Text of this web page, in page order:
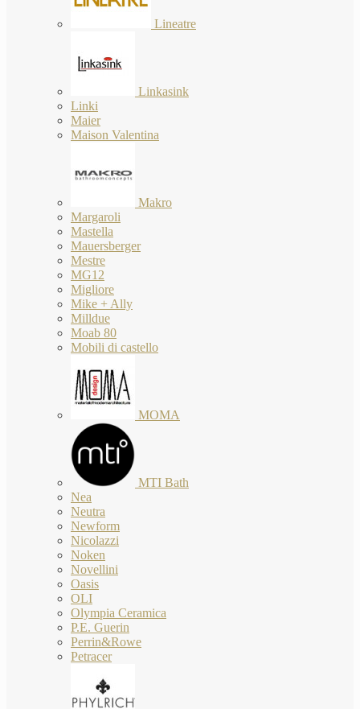
Lineatre
Linkasink
Linki
Maier
Maison Valentina
Makro
Margaroli
Mastella
Mauersberger
Mestre
MG12
Migliore
Mike + Ally
Milldue
Moab 80
Mobili di castello
MOMA
MTI Bath
Nea
Neutra
Newform
Nicolazzi
Noken
Novellini
Oasis
OLI
Olympia Ceramica
P.E. Guerin
Perrin&Rowe
Petracer